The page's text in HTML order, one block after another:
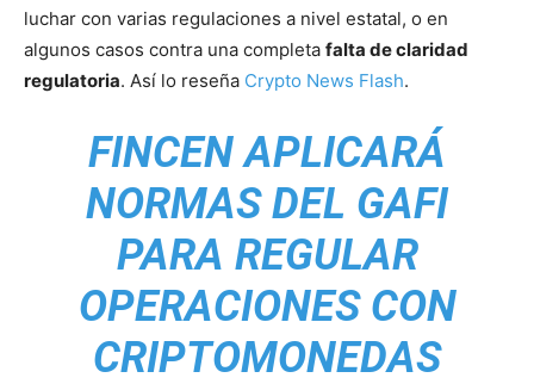
luchar con varias regulaciones a nivel estatal, o en
algunos casos contra una completa falta de claridad
regulatoria. Así lo reseña Crypto News Flash.
FINCEN APLICARÁ
NORMAS DEL GAFI
PARA REGULAR
OPERACIONES CON
CRIPTOMONEDAS